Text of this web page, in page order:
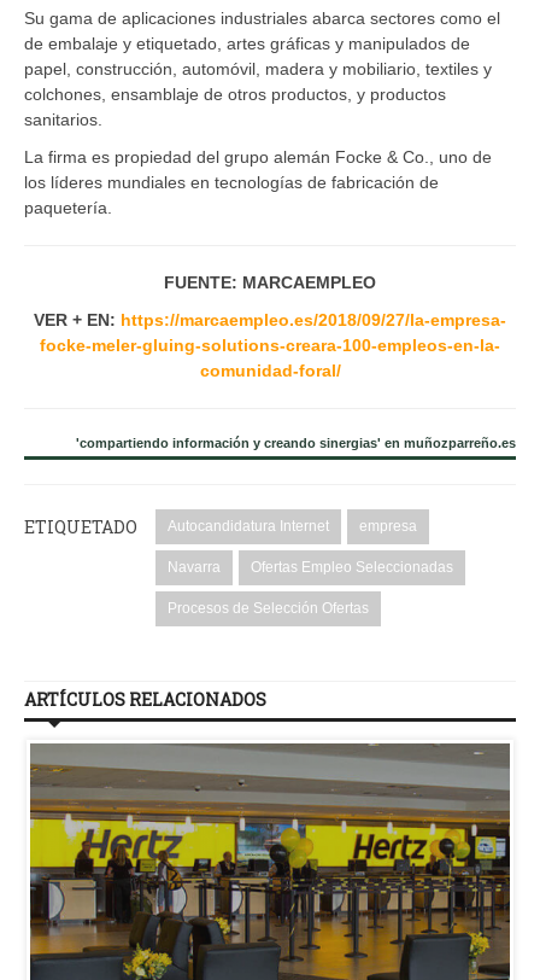
Su gama de aplicaciones industriales abarca sectores como el
de embalaje y etiquetado, artes gráficas y manipulados de
papel, construcción, automóvil, madera y mobiliario, textiles y
colchones, ensamblaje de otros productos, y productos
sanitarios.
La firma es propiedad del grupo alemán Focke & Co., uno de
los líderes mundiales en tecnologías de fabricación de
paquetería.
FUENTE: MARCAEMPLEO
VER + EN: https://marcaempleo.es/2018/09/27/la-empresa-
focke-meler-gluing-solutions-creara-100-empleos-en-la-
comunidad-foral/
'compartiendo información y creando sinergias' en muñozparreño.es
ETIQUETADO Autocandidatura Internet empresa
Navarra Ofertas Empleo Seleccionadas
Procesos de Selección Ofertas
ARTÍCULOS RELACIONADOS